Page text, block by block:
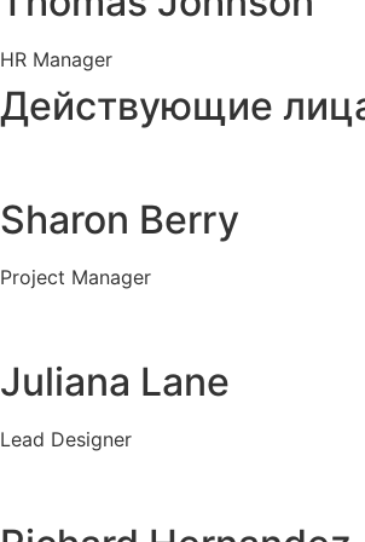
HR Manager
Действующие
Sharon Berry
Project Manager
Juliana Lane
Lead Designer